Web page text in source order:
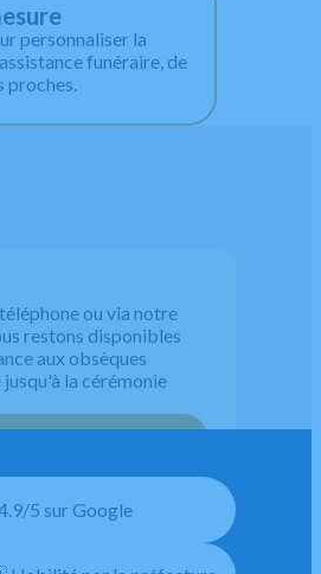
personnaliser la
funéraire, de
proches.
ou via notre
restons disponibles
aux obsèques
la cérémonie
5 sur Google